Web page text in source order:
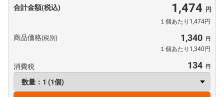
合計金額(税込) 1,474
１個あたり1,474円
商品価格(税別) 1,340
１個あたり1,340円
消費税 134